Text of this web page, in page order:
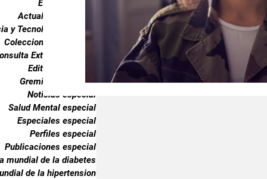
Endocrinología
Actualidad especial
y Tecnología especial
Coleccionable especial
Externa especial
Editorial especial
Gremiales especial
Noticias especial
Salud Mental especial
Especiales especial
Perfiles especial
Publicaciones especial
mundial de la diabetes
de la hipertension
Gremiales especial Noticias
Publicaciones especial dia mundial